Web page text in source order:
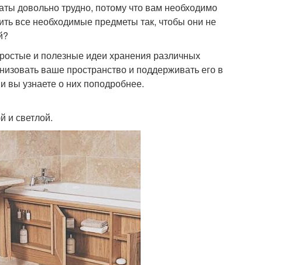
довольно трудно, потому что вам необходимо
все необходимые предметы так, чтобы они не
и полезные идеи хранения различных
ваше пространство и поддерживать его в
вы узнаете о них поподробнее.
и светлой.